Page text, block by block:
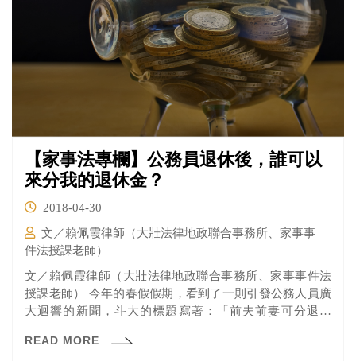
【家事法專欄】公務員退休後，誰可以
來分我的退休金？
2018-04-30
文／賴佩霞律師（大壯法律地政聯合事務所、家事事
件法授課老師）
文／賴佩霞律師（大壯法律地政聯合事務所、家事事件法
授課老師） 今年的春假假期，看到了一則引發公務人員廣
大迴響的新聞，斗大的標題寫著：「前夫前妻可分退休
READ MORE